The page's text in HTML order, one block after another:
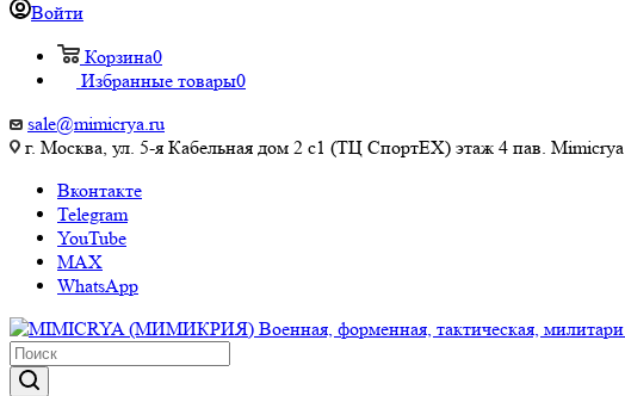
Войти
Корзина0
Избранные товары0
sale@mimicrya.ru
г. Москва, ул. 5-я Кабельная дом 2 с1 (ТЦ СпортEX) этаж 4 пав. Mimicrya
Вконтакте
Telegram
YouTube
MAX
WhatsApp